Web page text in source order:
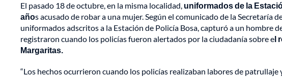
El pasado 18 de octubre, en la misma localidad, uniformados de la
años acusado de robar a una mujer. Según el comunicado de la Secretaría
uniformados adscritos a la Estación de Policía Bosa, capturó a un hombre
registraron cuando los policías fueron alertados por la ciudadanía sobre el
Margaritas.
“Los hechos ocurrieron cuando los policías realizaban labores de